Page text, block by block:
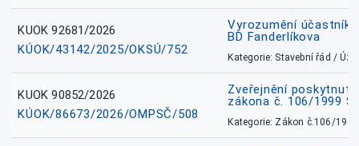
KUOK 92681/2026
KÚOK/43142/2025/OKSÚ/752
Vyrozumění
BD Fanderlíkova
Kategorie: Stavební řád /
KUOK 90852/2026
KÚOK/86673/2026/OMPSČ/508
Zveřejnění
zákona č. 106/1999
Kategorie: Zákon č.106/1999